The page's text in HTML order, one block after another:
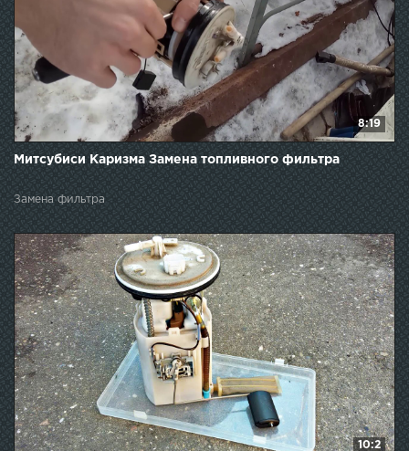
8:19
Митсубиси Каризма Замена топливного фильтра
Замена фильтра
10:2